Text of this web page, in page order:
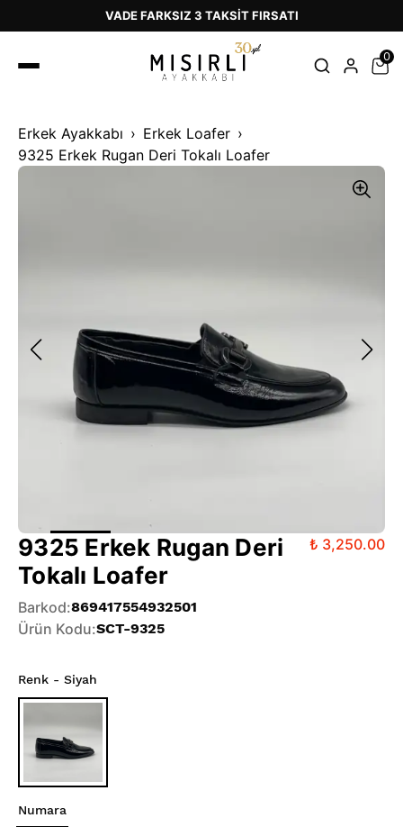
VADE FARKSIZ 3 TAKSİT FIRSATI
0
Erkek Ayakkabı
Erkek Loafer
9325 Erkek Rugan Deri Tokalı Loafer
9325 Erkek Rugan Deri
Tokalı Loafer
₺ 3,250.00
Barkod:869417554932501
Ürün Kodu:SCT-9325
Renk - Siyah
Numara